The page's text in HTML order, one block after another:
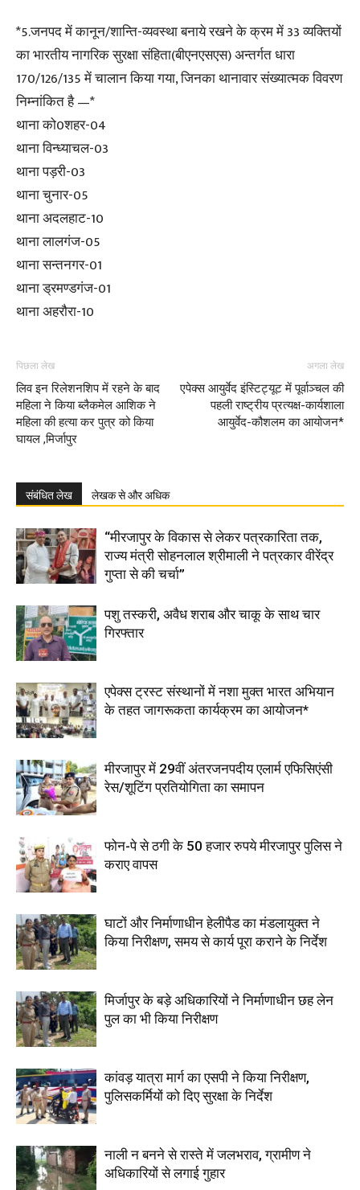
*5.जनपद में कानून/शान्ति-व्यवस्था बनाये रखने के क्रम में 33 व्यक्तियों
का भारतीय नागरिक सुरक्षा संहिता(बीएनएसएस) अन्तर्गत धारा
170/126/135 में चालान किया गया, जिनका थानावार संख्यात्मक विवरण
निम्नांकित है —*
थाना को0शहर-04
थाना विन्ध्याचल-03
थाना पड़री-03
थाना चुनार-05
थाना अदलहाट-10
थाना लालगंज-05
थाना सन्तनगर-01
थाना ड्रमण्डगंज-01
थाना अहरौरा-10
पिछला लेख
लिव इन रिलेशनशिप में रहने के बाद
महिला ने किया ब्लैकमेल आशिक ने
महिला की हत्या कर पुत्र को किया
घायल ,मिर्जापुर
अगला लेख
एपेक्स आयुर्वेद इंस्टिट्यूट में पूर्वाञ्चल की
पहली राष्ट्रीय प्रत्यक्ष-कार्यशाला
आयुर्वेद-कौशलम का आयोजन*
संबंधित लेख लेखक से और अधिक
“मीरजापुर के विकास से लेकर पत्रकारिता तक,
राज्य मंत्री सोहनलाल श्रीमाली ने पत्रकार वीरेंद्र
गुप्ता से की चर्चा”
पशु तस्करी, अवैध शराब और चाकू के साथ चार
गिरफ्तार
एपेक्स ट्रस्ट संस्थानों में नशा मुक्त भारत अभियान
के तहत जागरूकता कार्यक्रम का आयोजन*
मीरजापुर में 29वीं अंतरजनपदीय एलार्म एफिसिएंसी
रेस/शूटिंग प्रतियोगिता का समापन
फोन-पे से ठगी के 50 हजार रुपये मीरजापुर पुलिस ने
कराए वापस
घाटों और निर्माणाधीन हेलीपैड का मंडलायुक्त ने
किया निरीक्षण, समय से कार्य पूरा कराने के निर्देश
मिर्जापुर के बड़े अधिकारियों ने निर्माणाधीन छह लेन
पुल का भी किया निरीक्षण
कांवड़ यात्रा मार्ग का एसपी ने किया निरीक्षण,
पुलिसकर्मियों को दिए सुरक्षा के निर्देश
नाली न बनने से रास्ते में जलभराव, ग्रामीण ने
अधिकारियों से लगाई गुहार